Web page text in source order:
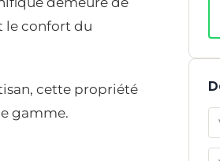
le confort du
cette propriété
gamme.